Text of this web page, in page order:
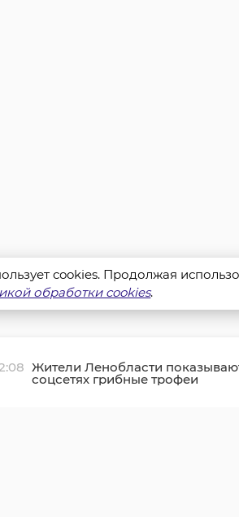
Жители Ленобласти
соцсетях грибные трофеи
cookies. Продолжая
обработки cookies.